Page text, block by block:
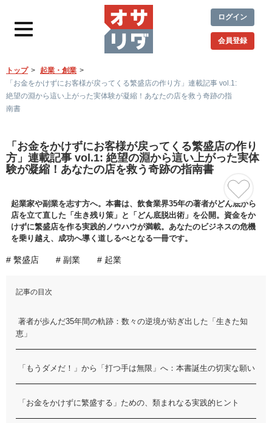
ログイン
会員登録
トップ
起業・創業
「お金をかけずにお客様が戻ってくる繁盛店の作り方」連載記事 vol.1:
絶望の淵から這い上がった実体験が凝縮！あなたの店を救う奇跡の指
南書
「お金をかけずにお客様が戻ってくる繁盛店の作り
方」連載記事 vol.1: 絶望の淵から這い上がった実体
験が凝縮！あなたの店を救う奇跡の指南書
起業家や副業を志す方へ。本書は、飲食業界35年の著者がどん底から
店を立て直した「生き残り策」と「どん底脱出術」を公開。資金をか
けずに繁盛店を作る実践的ノウハウが満載。あなたのビジネスの危機
を乗り越え、成功へ導く道しるべとなる一冊です。
# 繫盛店 # 副業 # 起業
記事の目次
著者が歩んだ35年間の軌跡：数々の逆境が紡ぎ出した「生きた知
恵」
「もうダメだ！」から「打つ手は無限」へ：本書誕生の切実な願い
「お金をかけずに繁盛する」ための、類まれなる実践的ヒント